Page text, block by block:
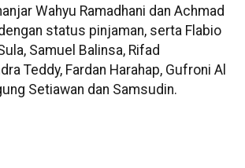
Wahyu Ramadhani dan Achmad
status pinjaman, serta Flabio
Samuel Balinsa, Rifad
Teddy, Fardan Harahap, Gufroni Al
Setiawan dan Samsudin.